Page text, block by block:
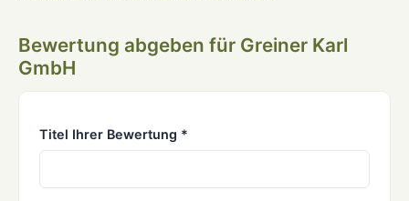
Bewertung abgeben für Greiner Karl
GmbH
Titel Ihrer Bewertung *